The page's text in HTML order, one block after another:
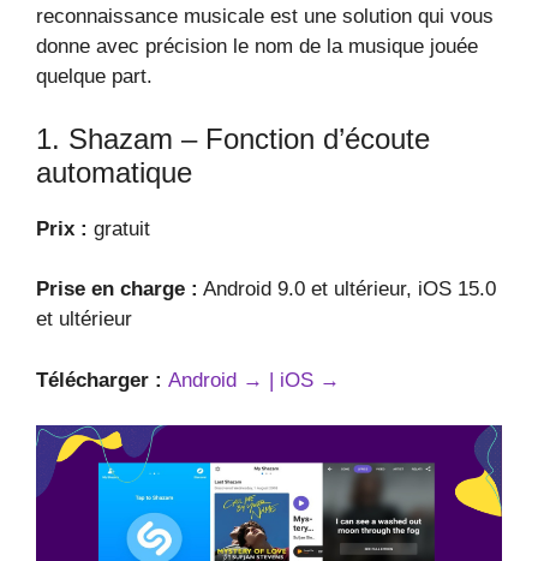
reconnaissance musicale est une solution qui vous
donne avec précision le nom de la musique jouée
quelque part.
1. Shazam – Fonction d’écoute
automatique
Prix : gratuit
Prise en charge : Android 9.0 et ultérieur, iOS 15.0
et ultérieur
Télécharger : Android → | iOS →